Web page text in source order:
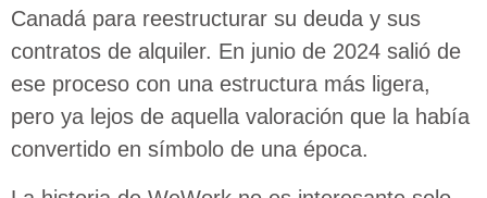
Canadá para reestructurar su deuda y sus
contratos de alquiler. En junio de 2024 salió de
ese proceso con una estructura más ligera,
pero ya lejos de aquella valoración que la había
convertido en símbolo de una época.